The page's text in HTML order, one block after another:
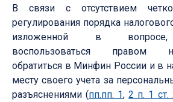
В связи с отсутствием
регулирования порядка
изложенной в вопросе,
воспользоваться правом
обратиться в Минфин России и в
месту своего учета за
разъяснениями (пп.пп. 1,2 п. 1 ст.